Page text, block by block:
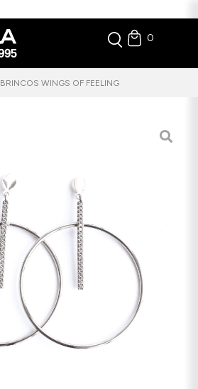
0
BRINCOS WINGS OF FEELING